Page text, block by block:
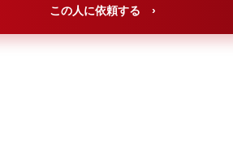
この人に依頼する ›